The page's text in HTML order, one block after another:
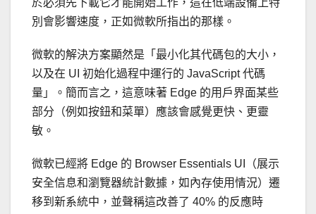
於必須先下載它才能開始工作，這在低端設備上特
別會影響速度，正如微軟所指出的那樣。
微軟的解決方案顯然是「最小化其代碼包的大小，
以及在 UI 初始化過程中運行的 JavaScript 代碼
量」。簡而言之，這意味著 Edge 的用戶界面某些
部分（例如按鈕和菜單）應該會感覺更快、更靈
敏。
微軟已經將 Edge 的 Browser Essentials UI（展示
安全信息和瀏覽器統計數據，如內存使用情況）遷
移到新系統中，並聲稱這改善了 40% 的反應時